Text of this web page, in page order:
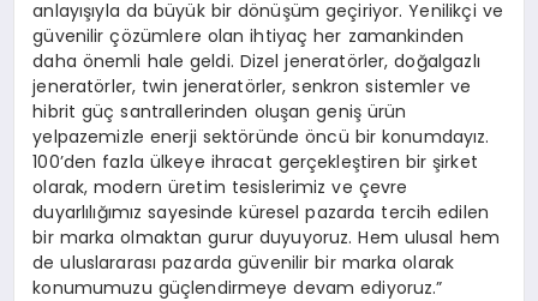
anlayışıyla da büyük bir dönüşüm geçiriyor. Yenilikçi ve
güvenilir çözümlere olan ihtiyaç her zamankinden
daha önemli hale geldi. Dizel jeneratörler, doğalgazlı
jeneratörler, twin jeneratörler, senkron sistemler ve
hibrit güç santrallerinden oluşan geniş ürün
yelpazemizle enerji sektöründe öncü bir konumdayız.
100’den fazla ülkeye ihracat gerçekleştiren bir şirket
olarak, modern üretim tesislerimiz ve çevre
duyarlılığımız sayesinde küresel pazarda tercih edilen
bir marka olmaktan gurur duyuyoruz. Hem ulusal hem
de uluslararası pazarda güvenilir bir marka olarak
konumumuzu güçlendirmeye devam ediyoruz.”